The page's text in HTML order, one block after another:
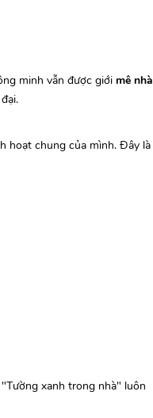
minh vẫn được giới mê nhà
hoạt chung của mình. Đây là
xanh trong nhà" luôn